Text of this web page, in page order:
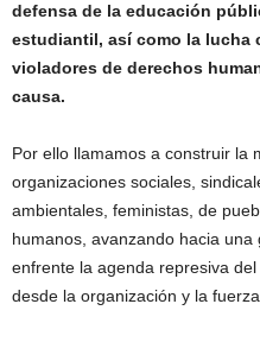
defensa de la educación
estudiantil, así como la lucha
violadores de derechos
causa.
Por ello llamamos a construir la
organizaciones sociales,
ambientales, feministas, de
humanos, avanzando hacia
enfrente la agenda represiva
desde la organización y la